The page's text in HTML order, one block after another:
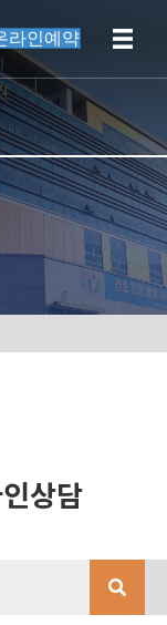
라인예약
상담